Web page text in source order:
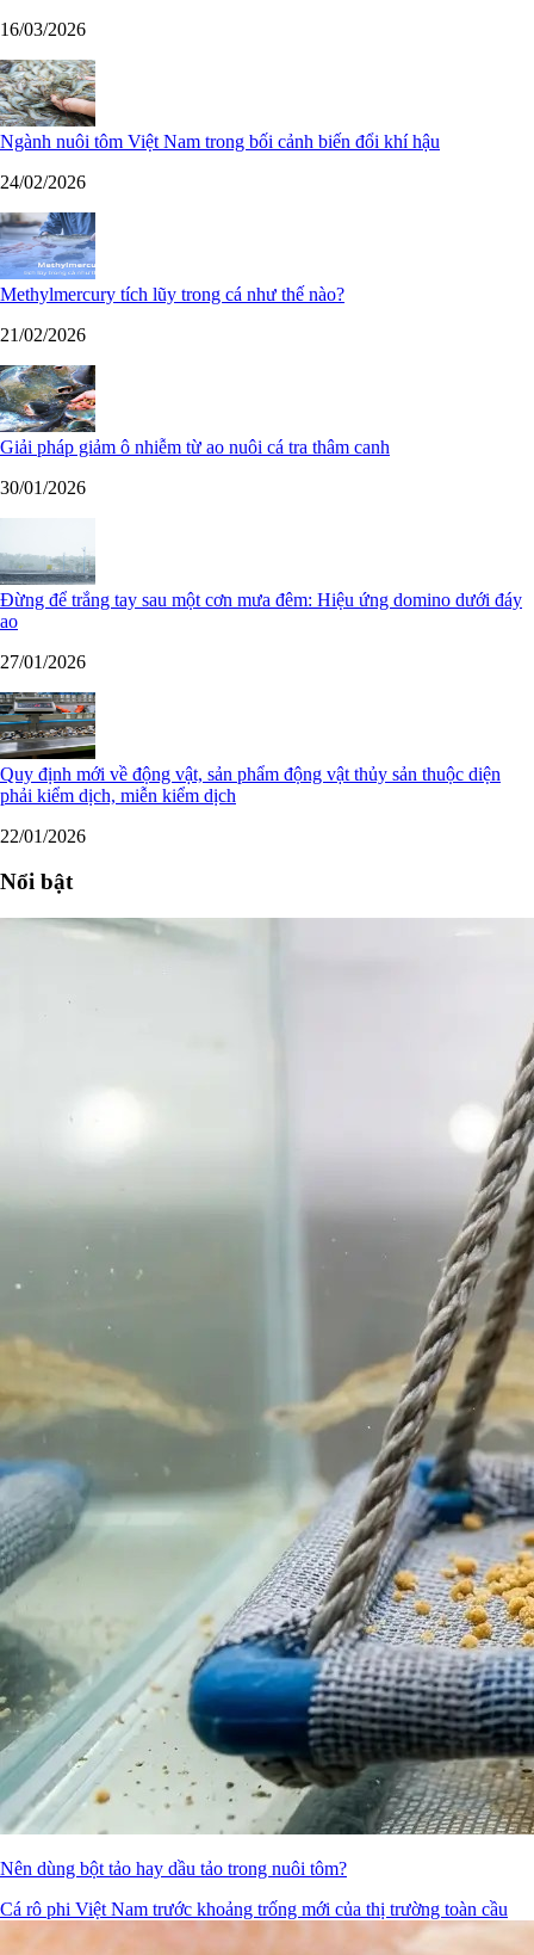
16/03/2026
Ngành nuôi tôm Việt Nam trong bối cảnh biến đổi khí hậu
24/02/2026
Methylmercury tích lũy trong cá như thế nào?
21/02/2026
Giải pháp giảm ô nhiễm từ ao nuôi cá tra thâm canh
30/01/2026
Đừng để trắng tay sau một cơn mưa đêm: Hiệu ứng domino dưới đáy
ao
27/01/2026
Quy định mới về động vật, sản phẩm động vật thủy sản thuộc diện
phải kiểm dịch, miễn kiểm dịch
22/01/2026
Nổi bật
Nên dùng bột tảo hay dầu tảo trong nuôi tôm?
Cá rô phi Việt Nam trước khoảng trống mới của thị trường toàn cầu